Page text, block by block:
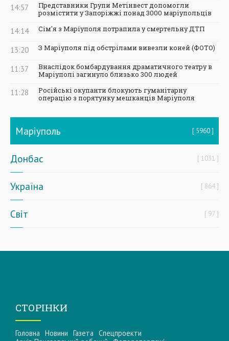
14:57
Представники Групи Метінвест допомогли
розмістити у Запоріжжі понад 3000 маріупольців
14:14 Сім'я з Маріуполя потрапила у смертельну ДТП
13:20 З Маріуполя під обстрілами вивезли коней (ФОТО)
11:37
Внаслідок бомбардування драматичного театру в
Маріуполі загинуло близько 300 людей
11:28
Російські окупанти блокують гуманітарну
операцію з порятунку мешканців Маріуполя
Маріуполь 5960
Донбас 1031
Україна 864
Світ 97
СТОРІНКИ
Головна Новини Газета Спецпроекти